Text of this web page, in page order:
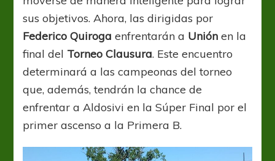
sus objetivos. Ahora, las dirigidas por
Federico Quiroga enfrentarán a Unión en la
final del Torneo Clausura. Este encuentro
determinará a las campeonas del torneo
que, además, tendrán la chance de
enfrentar a Aldosivi en la Súper Final por el
primer ascenso a la Primera B.